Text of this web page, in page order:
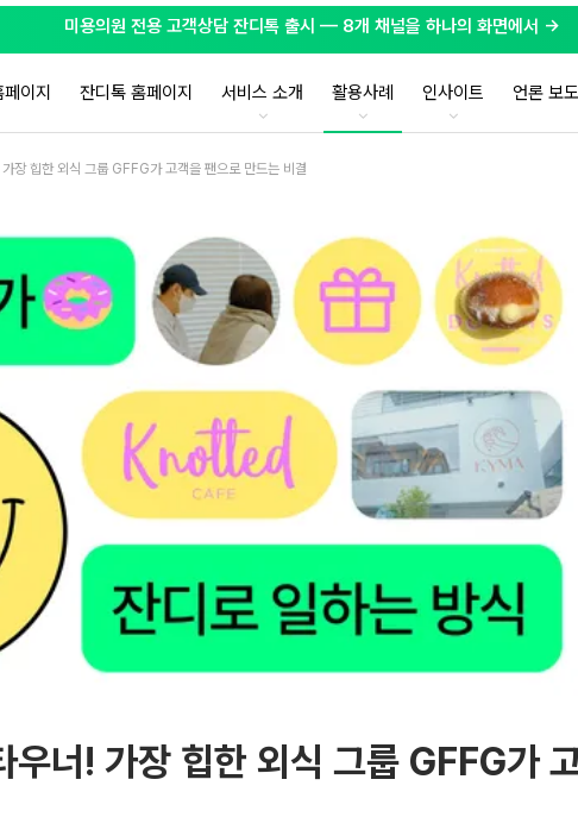
미용의원 전용 고객상담 잔디톡 출시 — 8개 채널을 하나의 화면에서 →
이지 잔디톡 홈페이지 서비스 소개 활용사례 인사이트 언론 보도
장 힙한 외식 그룹 GFFG가 고객을 팬으로 만드는 비결
너! 가장 힙한 외식 그룹 GFFG가